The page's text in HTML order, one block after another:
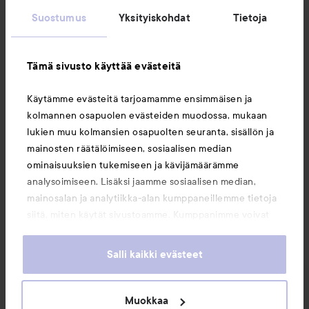
Suostumus Yksityiskohdat Tietoja
Tämä sivusto käyttää evästeitä
Käytämme evästeitä tarjoamamme ensimmäisen ja
kolmannen osapuolen evästeiden muodossa, mukaan
lukien muu kolmansien osapuolten seuranta, sisällön ja
mainosten räätälöimiseen, sosiaalisen median
ominaisuuksien tukemiseen ja kävijämäärämme
analysoimiseen. Lisäksi jaamme sosiaalisen median,
mainosalan ja analytiikka-alan kumppaneillemme tietoja
heille tai joita on kerätty, kun olet käyttänyt heidän
evästeiden käytön.
Salli kaikki evästeet
Muokkaa
Asiakaspalvelu
Tietoja
Saattaisit myös tykätä